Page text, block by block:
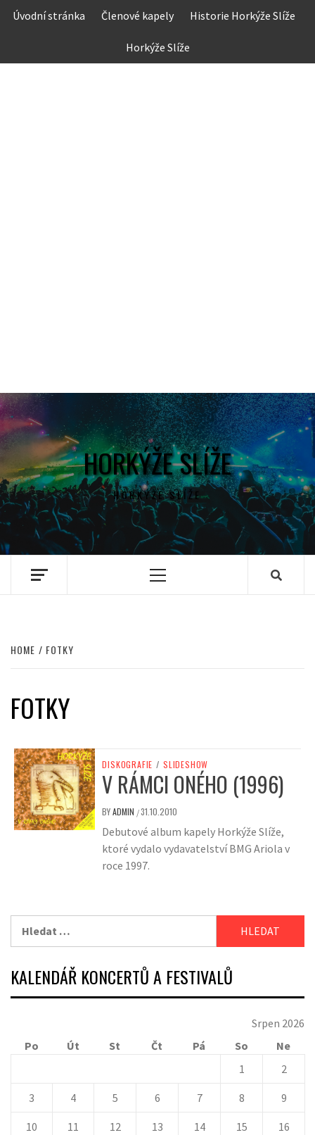
Skip
Úvodní stránka Členové kapely Historie Horkýže Slíže
Horkýže Slíže
HORKÝŽE SLÍŽE
HORKÝŽE SLÍŽE
Primary
HOME FOTKY
FOTKY
DISKOGRAFIE / SLIDESHOW
V RÁMCI ONÉHO (1996)
BYADMIN /31.10.2010
Debutové album kapely Horkýže Slíže,
ktoré vydalo vydavatelství BMG Ariola v
roce 1997.
KALENDÁŘ KONCERTŮ A FESTIVALŮ
Srpen 2026
Po
Út St Čt Pá So
Ne
1
2
3 4 5 6 7 8 9
10 11 12 13 14 15 16